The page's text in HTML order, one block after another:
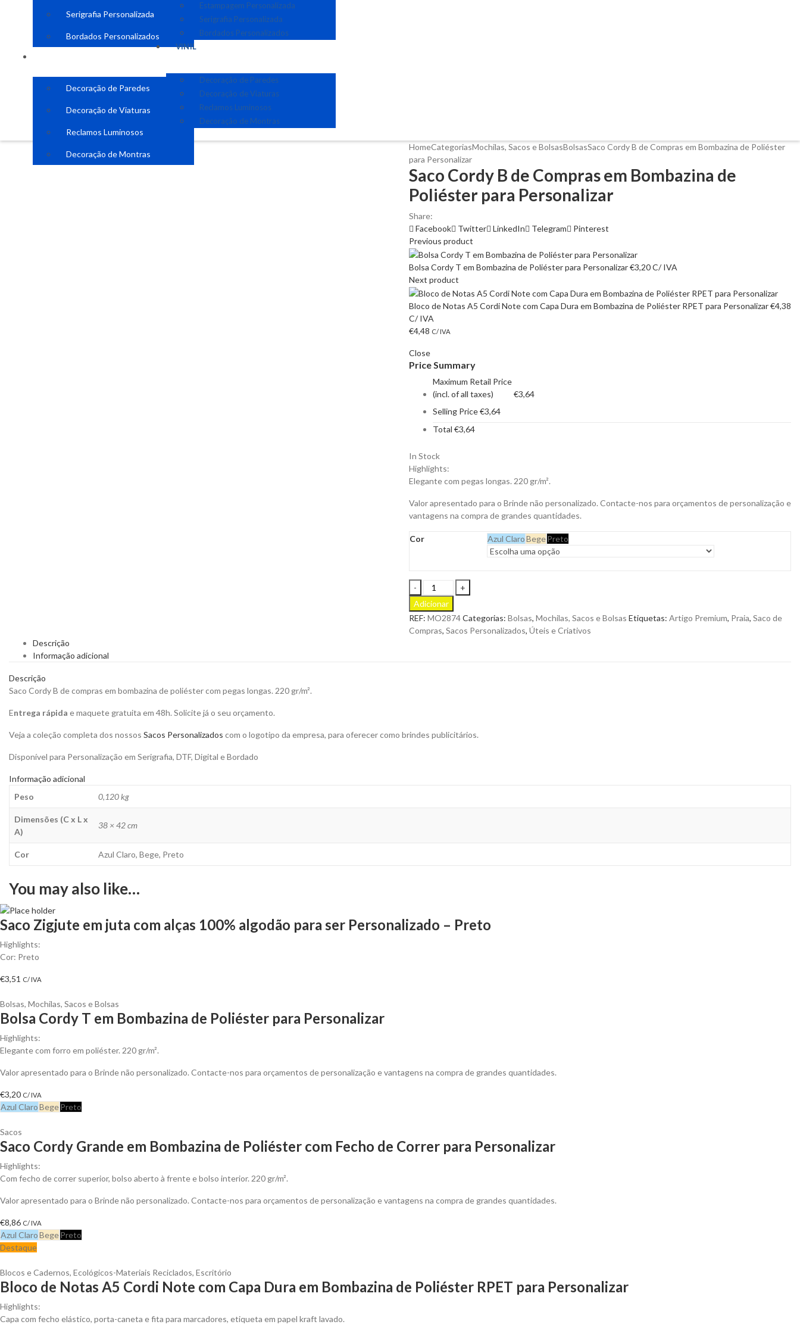
Serigrafia Personalizada
Bordados Personalizados
Decoração de Paredes
Decoração de Viaturas
Reclamos Luminosos
Decoração de Montras
Estampagem Personalizada
Serigrafia Personalizada
Bordados Personalizados
VINIL
Decoração de Paredes
Decoração de Viaturas
Reclamos Luminosos
Decoração de Montras
HomeCategoriasMochilas, Sacos e BolsasBolsasSaco Cordy B de Compras em Bombazina de Poliéster
para Personalizar
Saco Cordy B de Compras em Bombazina de
Poliéster para Personalizar
Share:
Facebook
Twitter LinkedIn Telegram
Pinterest
Previous product
Bolsa Cordy T em Bombazina de Poliéster para Personalizar€3,20C/ IVA
Next product
Bloco de Notas A5 Cordi Note com Capa Dura em Bombazina de Poliéster RPET para Personalizar€4,38
C/ IVA
€4,48 C/ IVA
Close
Price Summary
Maximum Retail Price
(incl. of all taxes)
€3,64
Selling Price€3,64
Total €3,64
In Stock
Highlights:
Elegante com pegas longas. 220 gr/m².
Valor apresentado para o Brinde não personalizado. Contacte-nos para orçamentos de personalização e
vantagens na compra de grandes quantidades.
Cor Azul ClaroBegePreto
Saco
Cordy
B
de
Compras
Adicionar
REF: MO2874Categorias: Bolsas, Mochilas, Sacos e Bolsas Etiquetas: Artigo Premium, Praia, Saco de
Compras, Sacos Personalizados, Úteis e Criativos
Descrição
Informação adicional
Descrição
Saco Cordy B de compras em bombazina de poliéster com pegas longas. 220 gr/m².
Entrega rápida e maquete gratuita em 48h. Solicite já o seu orçamento.
Veja a coleção completa dos nossos Sacos Personalizados com o logotipo da empresa, para oferecer como brindes publicitários.
Disponível para Personalização em Serigrafia, DTF, Digital e Bordado
Informação adicional
Peso
0,120 kg
Dimensões (C x L x
A)
38 × 42 cm
Cor Azul Claro, Bege, Preto
You may also like…
Saco Zigjute em juta com alças 100% algodão para ser Personalizado – Preto
Highlights:
Cor: Preto
€3,51 C/ IVA
Bolsas, Mochilas, Sacos e Bolsas
Bolsa Cordy T em Bombazina de Poliéster para Personalizar
Highlights:
Elegante com forro em poliéster. 220 gr/m².
Valor apresentado para o Brinde não personalizado. Contacte-nos para orçamentos de personalização e vantagens na compra de grandes quantidades.
€3,20 C/ IVA
Azul ClaroBegePreto
Sacos
Saco Cordy Grande em Bombazina de Poliéster com Fecho de Correr para Personalizar
Highlights:
Com fecho de correr superior, bolso aberto à frente e bolso interior. 220 gr/m².
Valor apresentado para o Brinde não personalizado. Contacte-nos para orçamentos de personalização e vantagens na compra de grandes quantidades.
€8,86 C/ IVA
Azul ClaroBegePreto
Destaque
Blocos e Cadernos, Ecológicos-Materiais Reciclados, Escritório
Bloco de Notas A5 Cordi Note com Capa Dura em Bombazina de Poliéster RPET para Personalizar
Highlights:
Capa com fecho elástico, porta-caneta e fita para marcadores, etiqueta em papel kraft lavado.